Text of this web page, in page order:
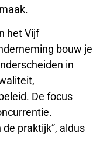
het Vijf
bouw je
in
De focus
praktijk”, aldus